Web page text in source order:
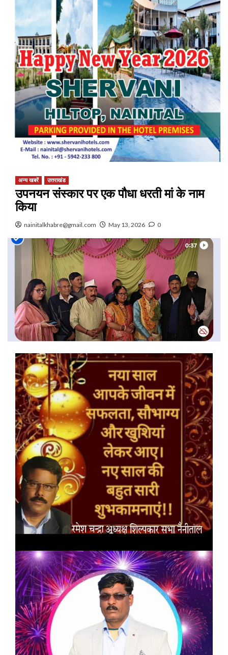
अन्य खबरें उत्तराखंड
उपनयन संस्कार पर एक पौधा धरती मां के नाम
किया
nainitalkhabre@gmail.com May 13, 2026 0